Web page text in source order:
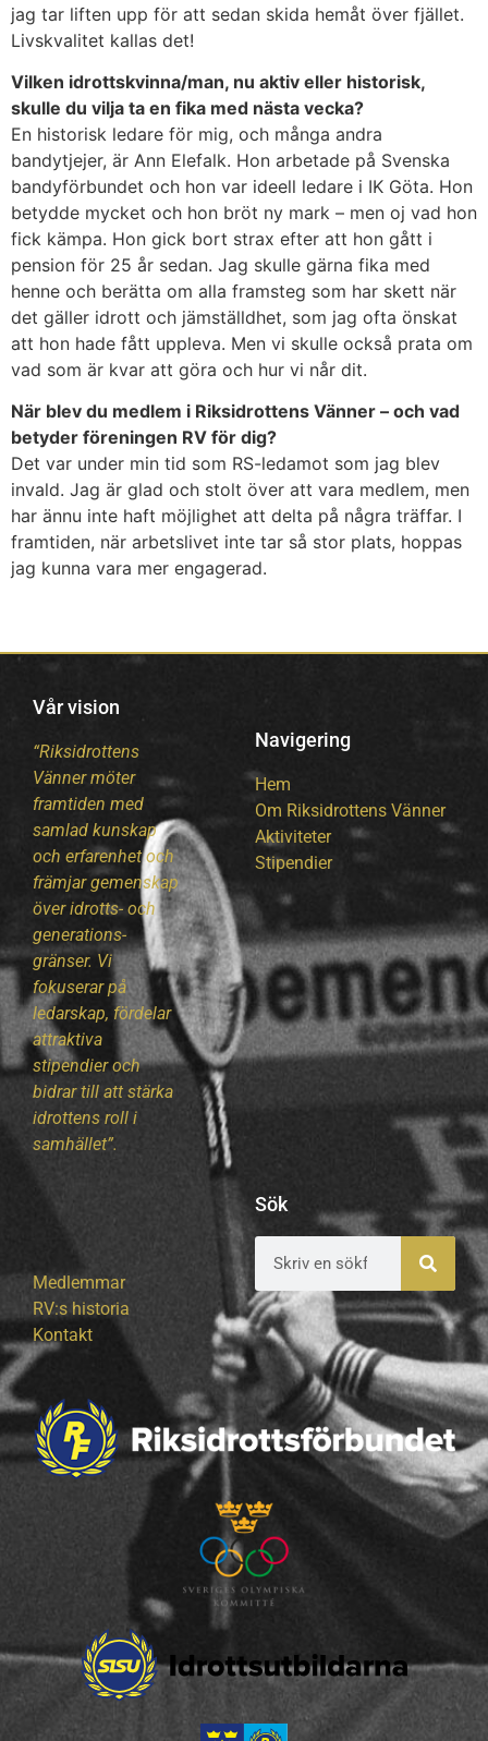
jag tar liften upp för att sedan skida hemåt över fjället.
Livskvalitet kallas det!
Vilken idrottskvinna/man, nu aktiv eller historisk,
skulle du vilja ta en fika med nästa vecka?
En historisk ledare för mig, och många andra
bandytjejer, är Ann Elefalk. Hon arbetade på Svenska
bandyförbundet och hon var ideell ledare i IK Göta. Hon
betydde mycket och hon bröt ny mark – men oj vad hon
fick kämpa. Hon gick bort strax efter att hon gått i
pension för 25 år sedan. Jag skulle gärna fika med
henne och berätta om alla framsteg som har skett när
det gäller idrott och jämställdhet, som jag ofta önskat
att hon hade fått uppleva. Men vi skulle också prata om
vad som är kvar att göra och hur vi når dit.
När blev du medlem i Riksidrottens Vänner – och vad
betyder föreningen RV för dig?
Det var under min tid som RS-ledamot som jag blev
invald. Jag är glad och stolt över att vara medlem, men
har ännu inte haft möjlighet att delta på några träffar. I
framtiden, när arbetslivet inte tar så stor plats, hoppas
jag kunna vara mer engagerad.
Vår vision
“Riksidrottens
Vänner möter
framtiden med
samlad kunskap
och erfarenhet och
främjar gemenskap
över idrotts- och
generations-
gränser. Vi
fokuserar på
ledarskap, fördelar
attraktiva
stipendier och
bidrar till att stärka
idrottens roll i
samhället”.
Navigering
Hem
Om Riksidrottens Vänner
Aktiviteter
Stipendier
Medlemmar
RV:s historia
Kontakt
Sök